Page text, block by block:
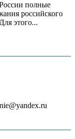
полные
российского
этого...